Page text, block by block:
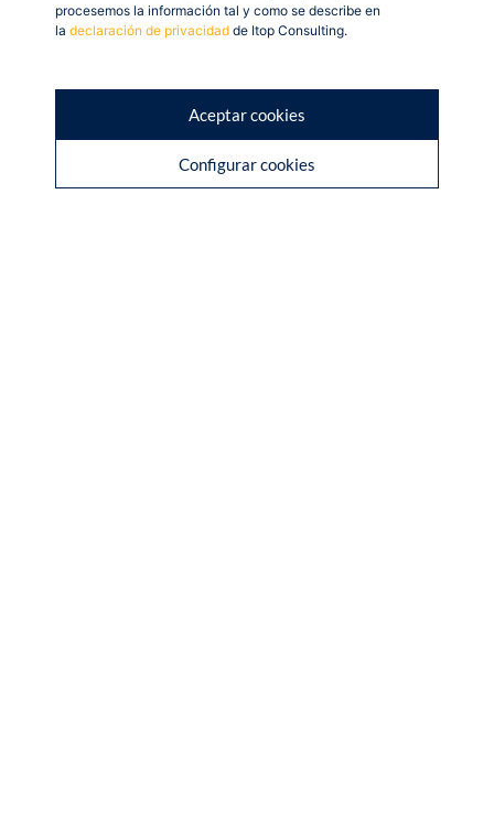
procesemos la información tal y como se describe en
la declaración de privacidad de Itop Consulting.
Aceptar cookies
Configurar cookies